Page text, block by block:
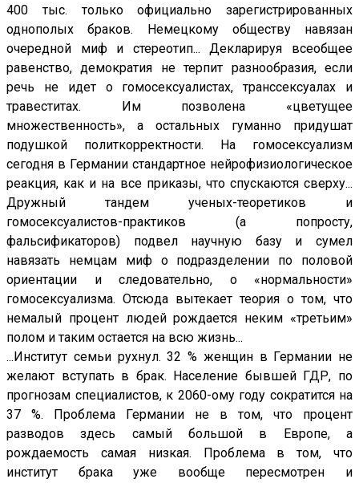
400 тыс. только официально зарегистрированных
однополых браков. Немецкому обществу навязан
очередной миф и стереотип... Декларируя всеобщее
равенство, демократия не терпит разнообразия, если
речь не идет о гомосексуалистах, транссексуалах и
травеститах. Им позволена «цветущее
множественность», а остальных гуманно придушат
подушкой политкорректности. На гомосексуализм
сегодня в Германии стандартное нейрофизиологическое
реакция, как и на все приказы, что спускаются сверху...
Дружный тандем ученых-теоретиков и
гомосексуалистов-практиков (а попросту,
фальсификаторов) подвел научную базу и сумел
навязать немцам миф о подразделении по половой
ориентации и следовательно, о «нормальности»
гомосексуализма. Отсюда вытекает теория о том, что
немалый процент людей рождается неким «третьим»
полом и таким остается на всю жизнь...
...Институт семьи рухнул. 32 % женщин в Германии не
желают вступать в брак. Население бывшей ГДР, по
прогнозам специалистов, к 2060-ому году сократится на
37 %. Проблема Германии не в том, что процент
разводов здесь самый большой в Европе, а
рождаемость самая низкая. Проблема в том, что
институт брака уже вообще пересмотрен и